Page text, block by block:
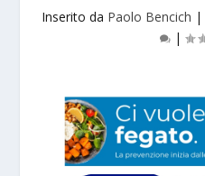
Inserito da Paolo Bencich |
|